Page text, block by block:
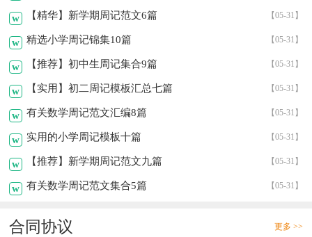
w 【05-31】
【精华】新学期周记范文6篇
w 【05-31】
精选小学周记锦集10篇
w 【05-31】
【推荐】初中生周记集合9篇
w 【05-31】
【实用】初二周记模板汇总七篇
w 【05-31】
有关数学周记范文汇编8篇
w 【05-31】
实用的小学周记模板十篇
w 【05-31】
【推荐】新学期周记范文九篇
w 【05-31】
有关数学周记范文集合5篇
合同协议 更多 >>